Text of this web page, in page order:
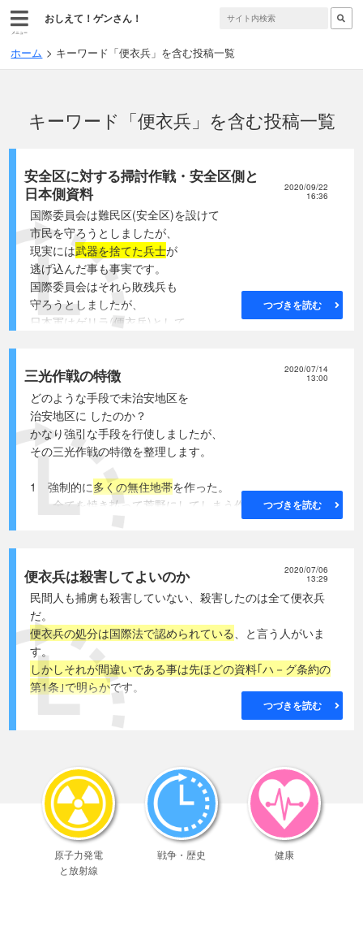
メニュー
おしえて！ゲンさん！
ホーム キーワード「便衣兵」を含む投稿一覧
キーワード「便衣兵」を含む投稿一覧
安全区に対する掃討作戦・安全区側と
日本側資料
2020/09/22
16:36
国際委員会は難民区(安全区)を設けて
市民を守ろうとしましたが、
現実には武器を捨てた兵士が
逃げ込んだ事も事実です。
国際委員会はそれら敗残兵も
守ろうとしましたが、
日本軍はゲリラ(便衣兵)として
武装解除した敗残兵は捕虜になっても、
日本軍は命の保障をしてくれるだろうと
判断したのです。
● 国際委員会 委員長ラ－ベの報告書
充分に武装したおよそ400人の
中国兵の部隊に最初に出会いました・・・・
松井司令官が、17日に入城式を行う事を
強引に決定したため、治安が安定せず、
まだ早すぎると各部隊は反発していました。
しかし皇室の朝香宮司令官が来る以上
不始末は許されない！
その危機感が掃蕩の厳しさに拍車をかけました。
立ち入り禁止にした安全区に
敗残兵狩りと称して日本軍は
捕らえられました。
捕らえたものを軍事裁判に
かけるならともかく、
全てを即殺害してしまったのです。
安全区の掃蕩を担当したのは
第9師団と第16師団です。
つづきを読む
三光作戦の特徴 2020/07/14
13:00
どのような手段で未治安地区を
治安地区に したのか？
かなり強引な手段を行使しましたが、
その三光作戦の特徴を整理します。
1 強制的に多くの無住地帯を作った。
全てを焼き払って荒野にしてしまう作戦です。
このために多くの住民が追払われた村は焼かれ、
無住地帯の面積は5千平方ｷﾛﾒ-ﾄﾙ以上。
(四国、九州、沖縄をあわせた位)と言われています。
1 遮断壕を作る
ゲリラの侵入と活動を防ぐために地図の上に封鎖線を書
いて各兵団が分担して、
幅4～6メ－トル、深さ2～3メ－トルの
壕を何百キロメ－トルも作った
延べ何百万人もの住民を強制労働させた。
事変と呼び戦時国際法を適用しませんでした。
その為国際法上の捕虜はいなかった
ことになります。
(日本軍では俘虜という言い方をしました)
捕虜は保護しなければならないが、
捕虜はいないのだから殺してもよいという
変な理屈が成り立ちます。
また、特にゲリラは正規兵ではなく
つづきを読む
便衣兵は殺害してよいのか 2020/07/06
13:29
民間人も捕虜も殺害していない、殺害したのは全て便衣兵
だ。
便衣兵の処分は国際法で認められている、と言う人がいま
す。
しかしそれが間違いである事は先ほどの資料｢ハ－グ条約の
第1条｣で明らかです。
つづきを読む
原子力発電
と放射線
戦争・歴史 健康